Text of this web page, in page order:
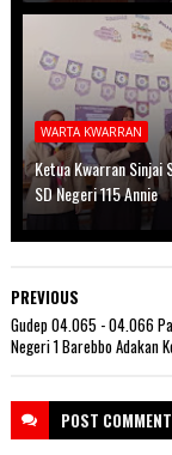
WARTA KWARRAN
Ketua Kwarran Sinjai
SD Negeri 115 Annie
PREVIOUS
Gudep 04.065 - 04.066
Negeri 1 Barebbo Adakan
POST COMMENT